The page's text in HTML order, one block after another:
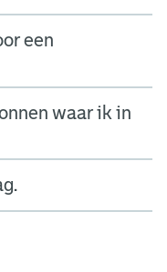
een
waar ik in